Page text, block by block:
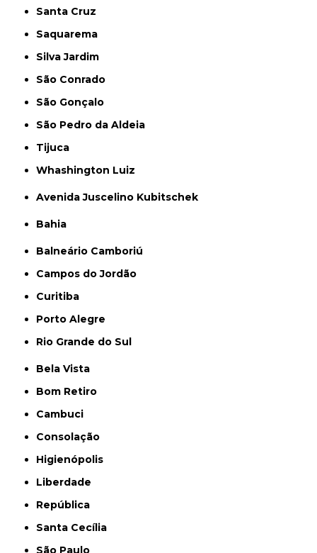
Santa Cruz
Saquarema
Silva Jardim
São Conrado
São Gonçalo
São Pedro da Aldeia
Tijuca
Whashington Luiz
Avenida Juscelino Kubitschek
Bahia
Balneário Camboriú
Campos do Jordão
Curitiba
Porto Alegre
Rio Grande do Sul
Bela Vista
Bom Retiro
Cambuci
Consolação
Higienópolis
Liberdade
República
Santa Cecília
São Paulo